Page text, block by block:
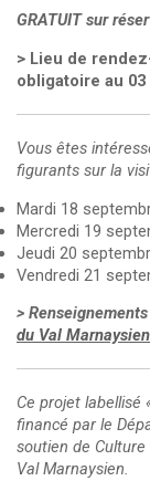
GRATUIT sur
> Lieu de
obligatoire au 03
Vous êtes
figurants sur la
Mardi 18
Mercredi 19
Jeudi 20
Vendredi 21
>
du Val Marnaysien
Ce projet labellisé
financé par le
soutien de
Val Marnaysien.